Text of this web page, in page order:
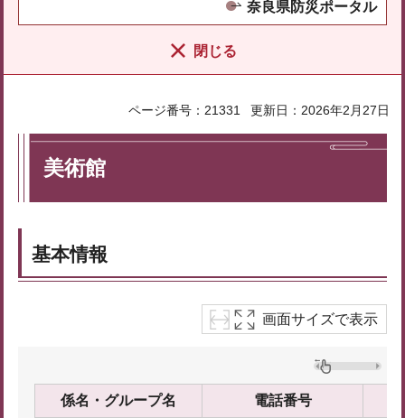
奈良県防災ポータル
閉じる
ページ番号：21331 更新日：2026年2月27日
美術館
基本情報
画面サイズで表示
係名・グループ名 電話番号